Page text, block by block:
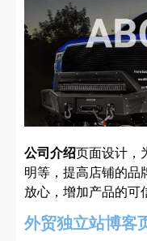
公司介绍页面设计，
明等，提高店铺的品
放心，增加产品的可
外贸独立站博客